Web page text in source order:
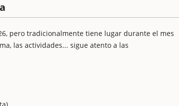
pero tradicionalmente tiene lugar durante el mes
las actividades... sigue atento a las